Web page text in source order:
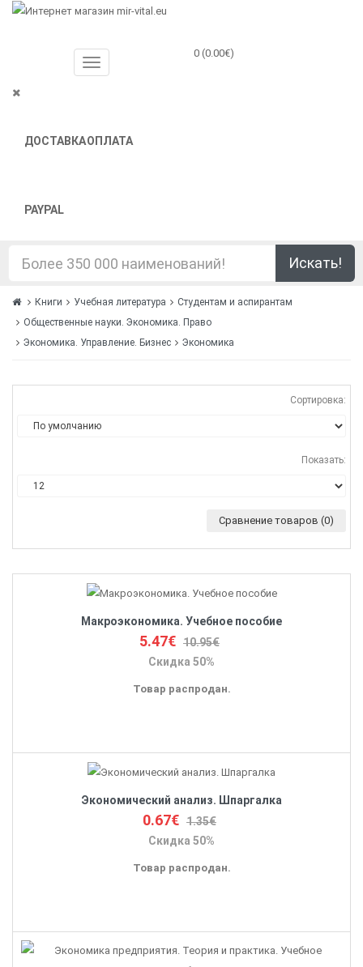
ДОСТАВКАОПЛАТА
PAYPAL
0 (0.00€)
Искать!
Книги Учебная литература
Студентам и аспирантам
Общественные науки. Экономика. Право
Экономика. Управление. Бизнес
Экономика
Сортировка:
Показать:
Сравнение товаров (0)
Макроэкономика. Учебное пособие
5.47€ 10.95€
Скидка 50%
Товар распродан.
Экономический анализ. Шпаргалка
0.67€ 1.35€
Скидка 50%
Товар распродан.